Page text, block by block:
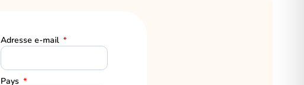
Adresse e-mail
Pays